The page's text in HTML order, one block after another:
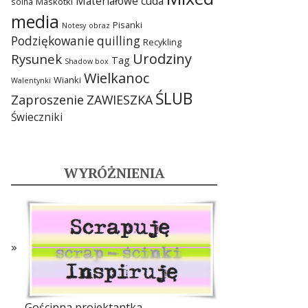
media Notesy obraz Pisanki
Podziękowaniequilling Recykling
Rysunek Shadow box Tag Urodziny
Walentynki Wianki Wielkanoc
Zaproszenie ZAWIESZKA ŚLUB
Świeczniki
WYRÓŻNIENIA